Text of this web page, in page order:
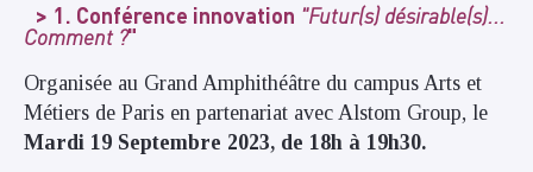
1. Conférence innovation "Futur(s) désirable(s)...
Comment ?"
Organisée au Grand Amphithéâtre du campus Arts et
Métiers de Paris en partenariat avec Alstom Group, le
Mardi 19 Septembre 2023, de 18h à 19h30.